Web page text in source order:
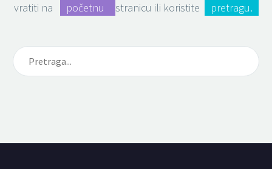
vratiti na
početnu stranicu ili koristite pretragu.